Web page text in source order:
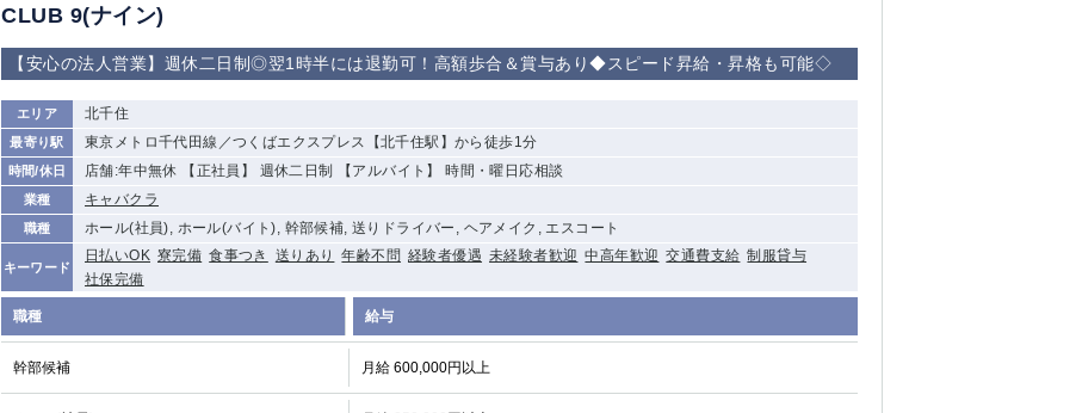
CLUB 9(ナイン)
【安心の法人営業】週休二日制◎翌1時半には退勤可！高額歩合＆賞与あり◆スピード昇給・昇格も可能◇
エリア 北千住
最寄り駅 東京メトロ千代田線／つくばエクスプレス【北千住駅】から徒歩1分
時間/休日 店舗:年中無休 【正社員】 週休二日制 【アルバイト】 時間・曜日応相談
業種 キャバクラ
職種 ホール(社員), ホール(バイト), 幹部候補, 送りドライバー, ヘアメイク, エスコート
キーワード
日払いOK 寮完備 食事つき 送りあり 年齢不問 経験者優遇 未経験者歓迎 中高年歓迎 交通費支給 制服貸与
社保完備
職種 給与
幹部候補 月給 600,000円以上
土浦
高崎 館林
該当求人 0 件